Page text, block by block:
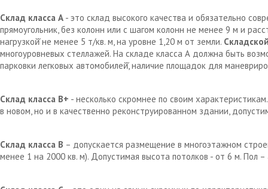
Склад класса А - это склад высокого качества и обязательно
прямоугольник, без колонн или с шагом колонн не менее 9 м и
нагрузкой̆ не менее 5 т/кв. м, на уровне 1,20 м от земли.
многоуровневых стеллажей. На складе класса А должна быть
парковки легковых автомобилей̆, наличие площадок для
Склад класса В+ - несколько скромнее по своим
в новом, но и в качественно реконструированном здании,
Склад класса В – допускается размещение в многоэтажном
менее 1 на 2000 кв. м). Допустимая высота потолков - от 6 м. Пол